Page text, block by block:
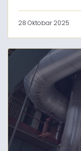
28 Oktobar 2025